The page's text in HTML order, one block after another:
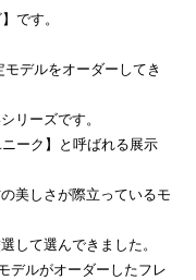
です。
デルをオーダーしてき
リーズです。
ーク】と呼ばれる展示
美しさが際立っているモ
して選んできました。
デルがオーダーしたフレ